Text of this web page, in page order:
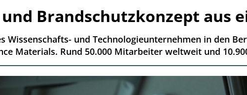
Brandschutzkonzept aus
Wissenschafts- und Technologieunternehmen in den
Materials. Rund 50.000 Mitarbeiter weltweit und